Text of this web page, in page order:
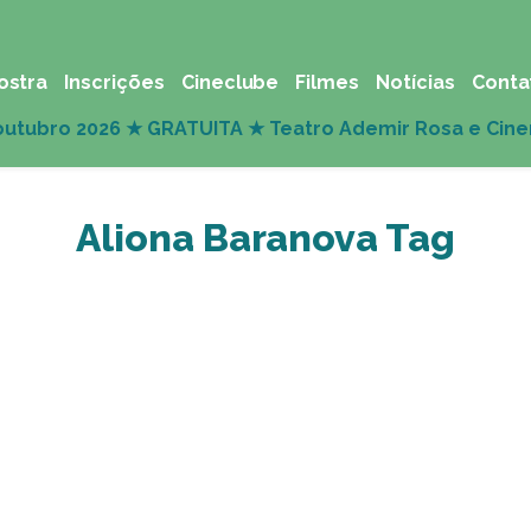
Inscrições Cineclube Filmes Notícias
Aliona Baranova Tag